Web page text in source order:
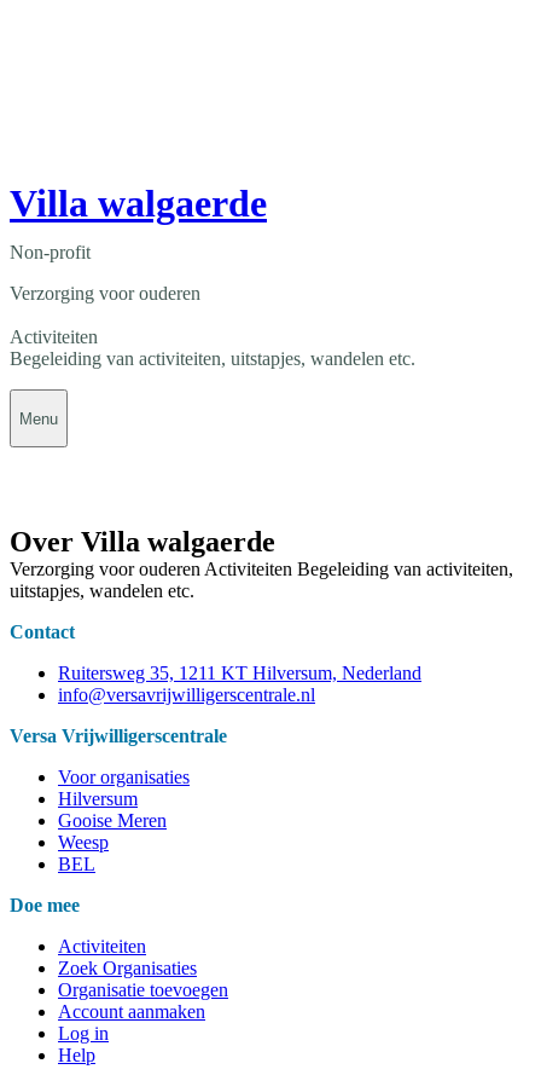
Villa walgaerde
Non-profit
Verzorging voor ouderen
Activiteiten
Begeleiding van activiteiten, uitstapjes, wandelen etc.
Menu
Over Villa walgaerde
Verzorging voor ouderen Activiteiten Begeleiding van activiteiten,
uitstapjes, wandelen etc.
Contact
Ruitersweg 35, 1211 KT Hilversum, Nederland
info@versavrijwilligerscentrale.nl
Versa Vrijwilligerscentrale
Voor organisaties
Hilversum
Gooise Meren
Weesp
BEL
Doe mee
Activiteiten
Zoek Organisaties
Organisatie toevoegen
Account aanmaken
Log in
Help